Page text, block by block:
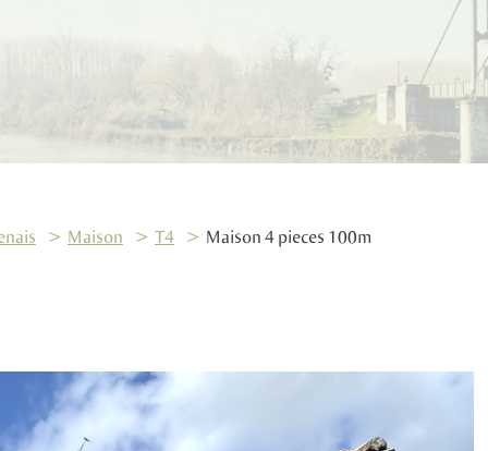
Maison T4 Maison 4 pieces 100m